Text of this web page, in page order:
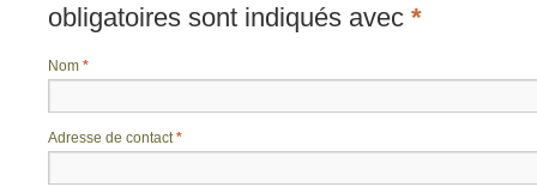
obligatoires sont indiqués avec *
Nom *
Adresse de contact *